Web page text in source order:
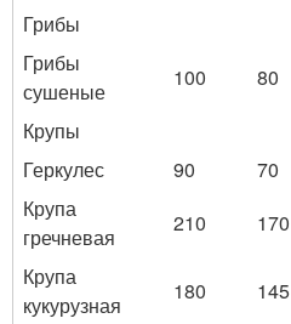
Грибы
Грибы
сушеные
100 80
Крупы
Геркулес
90 70
Крупа
гречневая
210 170
Крупа
кукурузная
180 145